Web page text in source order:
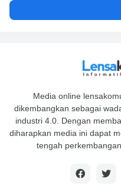
Media online
dikembangkan sebagai
industri 4.0. Dengan
diharapkan media ini dapat
tengah